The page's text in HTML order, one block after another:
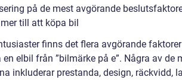
på de mest avgörande
till att köpa bil
finns det flera avgörande
en elbil från ”bilmärke på e”. Några av de
inkluderar prestanda, design, räckvidd,